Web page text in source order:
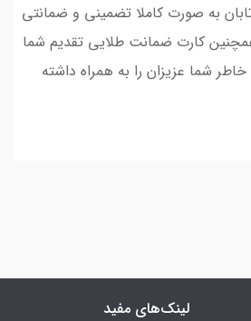
به صورت کاملا تضمینی و ضمانتی
همچنین کارت ضمانت طلایی تقدیم شما
شما عزیزان را به همراه داشته
لینک‌های مفید